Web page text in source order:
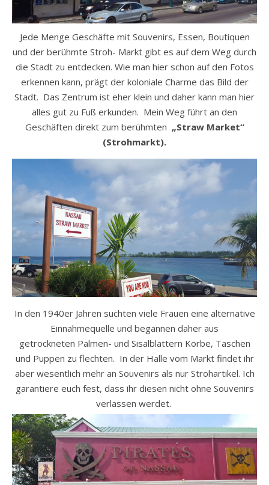
Jede Menge Geschäfte mit Souvenirs, Essen, Boutiquen
und der berühmte Stroh- Markt gibt es auf dem Weg durch
die Stadt zu entdecken. Wie man hier schon auf den Fotos
erkennen kann, prägt der koloniale Charme das Bild der
Stadt. Das Zentrum ist eher klein und daher kann man hier
alles gut zu Fuß erkunden. Mein Weg führt an den
Geschäften direkt zum berühmten „Straw Market“
(Strohmarkt).
In den 1940er Jahren suchten viele Frauen eine alternative
Einnahmequelle und begannen daher aus
getrockneten Palmen- und Sisalblättern Körbe, Taschen
und Puppen zu flechten. In der Halle vom Markt findet ihr
aber wesentlich mehr an Souvenirs als nur Strohartikel. Ich
garantiere euch fest, dass ihr diesen nicht ohne Souvenirs
verlassen werdet.